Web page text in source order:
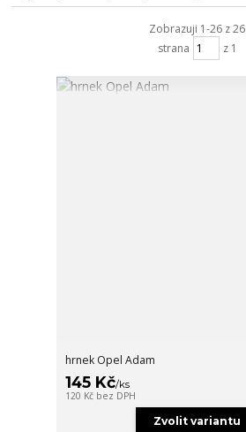
Zobrazuji 1-26 z 26
strana
z 1
hrnek Opel Adam
145 Kč/ks
120 Kč bez DPH
Zvolit variantu